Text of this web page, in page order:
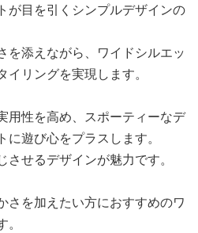
が目を引くシンプルデザインの
を添えながら、ワイドシルエッ
イリングを実現します。
用性を高め、スポーティーなデ
遊び心をプラスします。
せるデザインが魅力です。
さを加えたい方におすすめのワ